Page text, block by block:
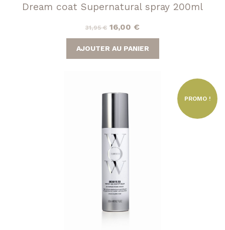
Dream coat Supernatural spray 200ml
31,95€ Le
prix
initial
16,00 €Le
prix
actuel
AJOUTER AU PANIER
PROMO !